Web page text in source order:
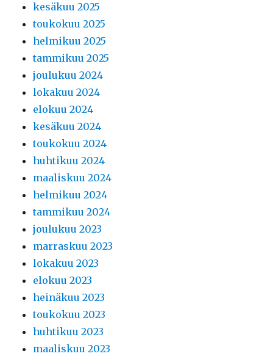
kesäkuu 2025
toukokuu 2025
helmikuu 2025
tammikuu 2025
joulukuu 2024
lokakuu 2024
elokuu 2024
kesäkuu 2024
toukokuu 2024
huhtikuu 2024
maaliskuu 2024
helmikuu 2024
tammikuu 2024
joulukuu 2023
marraskuu 2023
lokakuu 2023
elokuu 2023
heinäkuu 2023
toukokuu 2023
huhtikuu 2023
maaliskuu 2023